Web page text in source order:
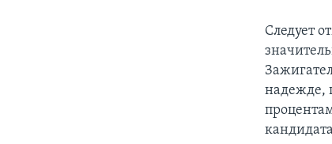
Следует
надежде,